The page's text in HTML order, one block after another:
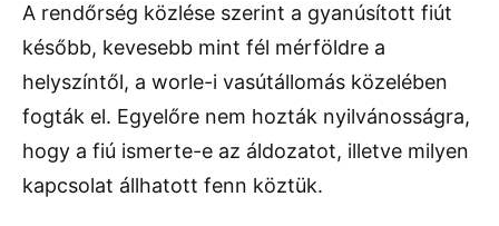
A rendőrség közlése szerint a gyanúsított fiút
később, kevesebb mint fél mérföldre a
helyszíntől, a worle-i vasútállomás közelében
fogták el. Egyelőre nem hozták nyilvánosságra,
hogy a fiú ismerte-e az áldozatot, illetve milyen
kapcsolat állhatott fenn köztük.